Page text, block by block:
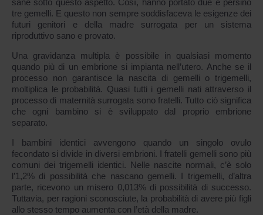
tre gemelli. E questo non sempre soddisfaceva le esigenze dei
futuri genitori e della madre surrogata per un sistema
riproduttivo sano e provato.
Una gravidanza multipla è possibile in qualsiasi momento
quando più di un embrione si impianta nell’utero. Anche se il
processo non garantisce la nascita di gemelli o trigemelli,
moltiplica le probabilità. Quasi tutti i gemelli nati attraverso il
processo di maternità surrogata sono fratelli. Tutto ciò significa
che ogni bambino si è sviluppato dal proprio embrione
separato.
I bambini identici avvengono quando un singolo ovulo
fecondato si divide in diversi embrioni. I fratelli gemelli sono più
comuni dei trigemelli identici. Nelle nascite normali, c’è solo
l’1,2% di possibilità che nascano gemelli. I trigemelli, d’altra
parte, ricevono un misero 0,013% di possibilità di successo.
Tuttavia, per ragioni sconosciute, la probabilità di avere più figli
allo stesso tempo aumenta con l’età della madre.